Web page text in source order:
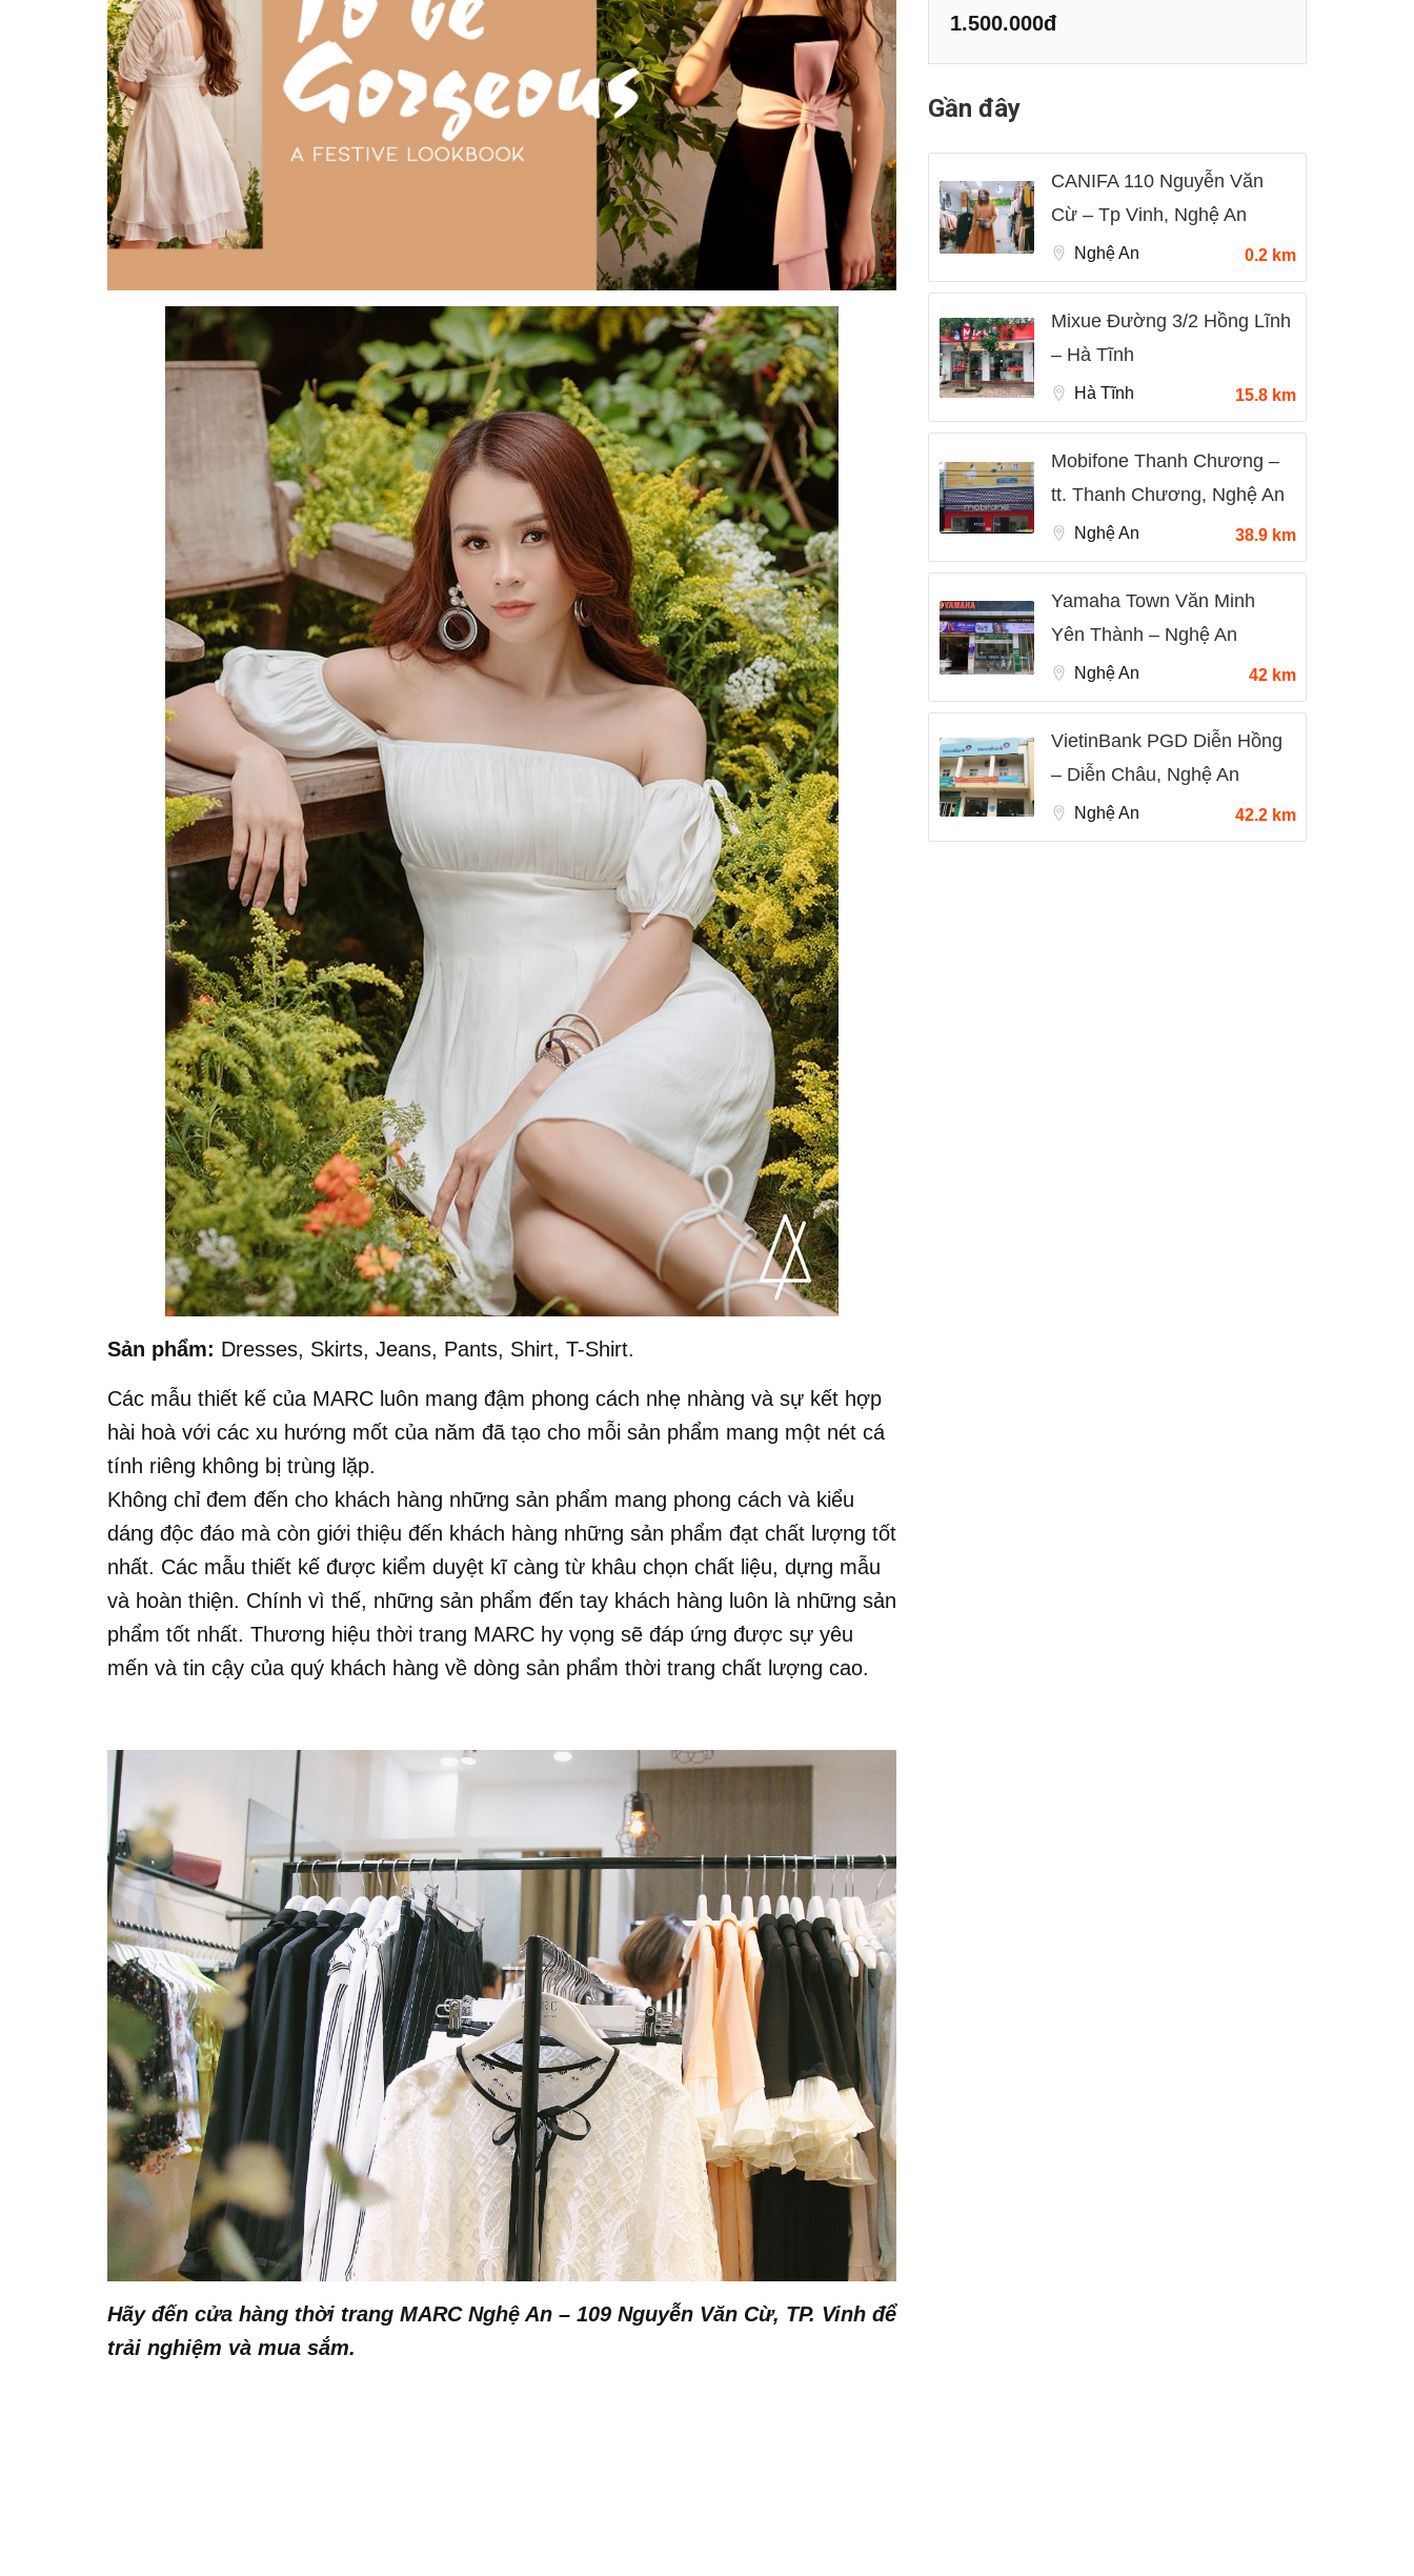
Sản phẩm: Dresses, Skirts, Jeans, Pants, Shirt, T-Shirt.
Các mẫu thiết kế của MARC luôn mang đậm phong cách nhẹ nhàng và sự kết hợp
hài hoà với các xu hướng mốt của năm đã tạo cho mỗi sản phẩm mang một nét cá
tính riêng không bị trùng lặp.
Không chỉ đem đến cho khách hàng những sản phẩm mang phong cách và kiểu
dáng độc đáo mà còn giới thiệu đến khách hàng những sản phẩm đạt chất lượng tốt
nhất. Các mẫu thiết kế được kiểm duyệt kĩ càng từ khâu chọn chất liệu, dựng mẫu
và hoàn thiện. Chính vì thế, những sản phẩm đến tay khách hàng luôn là những sản
phẩm tốt nhất. Thương hiệu thời trang MARC hy vọng sẽ đáp ứng được sự yêu
mến và tin cậy của quý khách hàng về dòng sản phẩm thời trang chất lượng cao.
Hãy đến cửa hàng thời trang MARC Nghệ An – 109 Nguyễn Văn Cừ, TP. Vinh để
trải nghiệm và mua sắm.
1.500.000đ
Gần đây
CANIFA 110 Nguyễn Văn
Cừ – Tp Vinh, Nghệ An
Nghệ An 0.2 km
Mixue Đường 3/2 Hồng Lĩnh
– Hà Tĩnh
Hà Tĩnh 15.8 km
Mobifone Thanh Chương –
tt. Thanh Chương, Nghệ An
Nghệ An 38.9 km
Yamaha Town Văn Minh
Yên Thành – Nghệ An
Nghệ An 42 km
VietinBank PGD Diễn Hồng
– Diễn Châu, Nghệ An
Nghệ An 42.2 km